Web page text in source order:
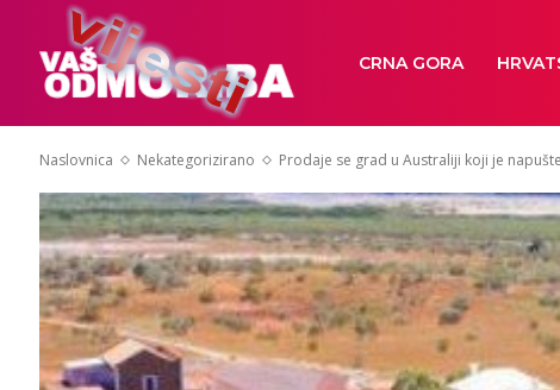
CRNA GORA
Naslovnica Nekategorizirano Prodaje se grad u Australiji koji je